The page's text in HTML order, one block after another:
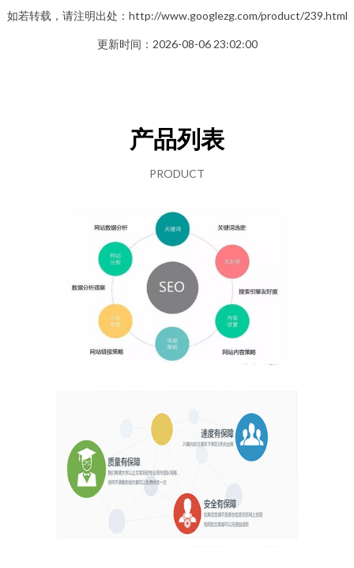
如若转载，请注明出处：http://www.googlezg.com/product/239.html
更新时间：2026-08-06 23:02:00
产品列表
PRODUCT